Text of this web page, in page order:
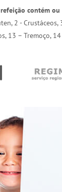
refeição contém
2 -
13 – Tremoço,